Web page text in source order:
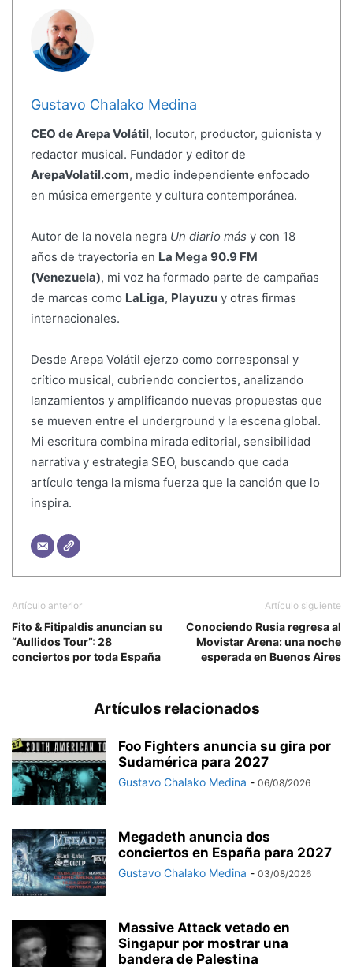
Gustavo Chalako Medina
CEO de Arepa Volátil, locutor, productor, guionista y
redactor musical. Fundador y editor de
ArepaVolatil.com, medio independiente enfocado
en música emergente y cultura contemporánea.
Autor de la novela negra Un diario más y con 18
años de trayectoria en La Mega 90.9 FM
(Venezuela), mi voz ha formado parte de campañas
de marcas como LaLiga, Playuzuy otras firmas
internacionales.
Desde Arepa Volátil ejerzo como corresponsal y
crítico musical, cubriendo conciertos, analizando
lanzamientos y amplificando nuevas propuestas que
se mueven entre el underground y la escena global.
Mi escritura combina mirada editorial, sensibilidad
narrativa y estrategia SEO, buscando que cada
artículo tenga la misma fuerza que la canción que lo
inspira.
Artículo anterior
Fito & Fitipaldis anuncian su
“Aullidos Tour”: 28
conciertos por toda España
Artículo siguiente
Conociendo Rusia regresa al
Movistar Arena: una noche
esperada en Buenos Aires
Artículos relacionados
Foo Fighters anuncia su gira por
Sudamérica para 2027
Gustavo Chalako Medina - 06/08/2026
Megadeth anuncia dos
conciertos en España para 2027
Gustavo Chalako Medina - 03/08/2026
Massive Attack vetado en
Singapur por mostrar una
bandera de Palestina